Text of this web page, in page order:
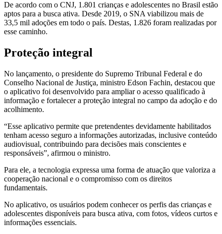
De acordo com o CNJ, 1.801 crianças e adolescentes no Brasil estão
aptos para a busca ativa. Desde 2019, o SNA viabilizou mais de
33,5 mil adoções em todo o país. Destas, 1.826 foram realizadas por
esse caminho.
Proteção integral
No lançamento, o presidente do Supremo Tribunal Federal e do
Conselho Nacional de Justiça, ministro Edson Fachin, destacou que
o aplicativo foi desenvolvido para ampliar o acesso qualificado à
informação e fortalecer a proteção integral no campo da adoção e do
acolhimento.
“Esse aplicativo permite que pretendentes devidamente habilitados
tenham acesso seguro a informações autorizadas, inclusive conteúdo
audiovisual, contribuindo para decisões mais conscientes e
responsáveis”, afirmou o ministro.
Para ele, a tecnologia expressa uma forma de atuação que valoriza a
cooperação nacional e o compromisso com os direitos
fundamentais.
No aplicativo, os usuários podem conhecer os perfis das crianças e
adolescentes disponíveis para busca ativa, com fotos, vídeos curtos e
informações essenciais.